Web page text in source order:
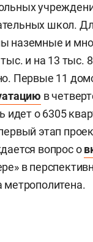
школ.
наземные и
и на 13 тыс.
Первые 11
в
идет о 6305
этап
вопрос о
в
метрополитена.